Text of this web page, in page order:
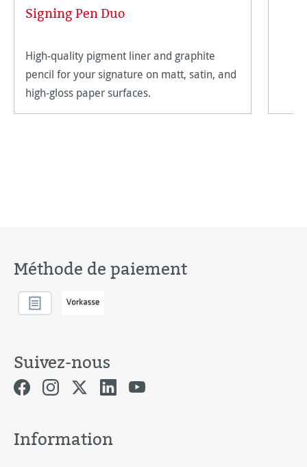
Signing Pen Duo
High-quality pigment liner and graphite
pencil for your signature on matt, satin, and
high-gloss paper surfaces.
Méthode de paiement
Suivez-nous
Information